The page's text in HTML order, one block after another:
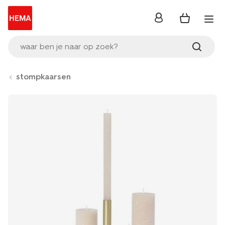
waar ben je naar op zoek?
inloggen
stompkaarsen